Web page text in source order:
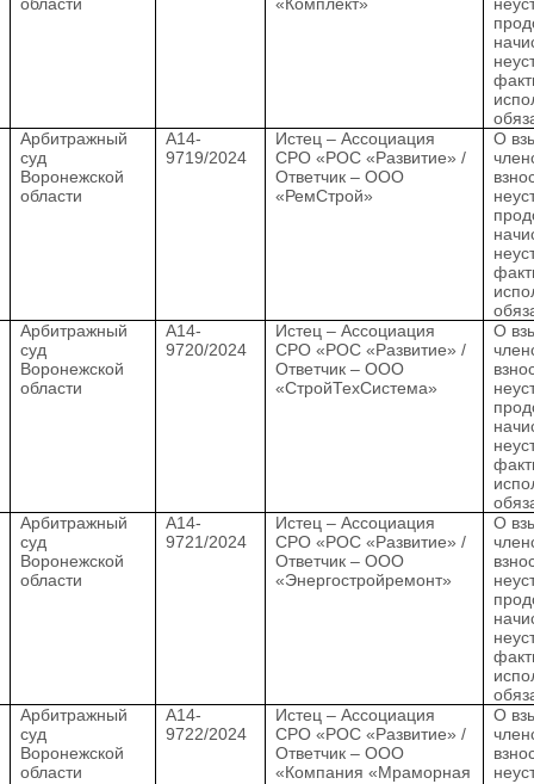
Арбитражный
суд
Воронежской
области
А14-
9719/2024
Истец – Ассоциация
СРО «РОС «Развитие» /
Ответчик – ООО
«РемСтрой»
О
Арбитражный
суд
Воронежской
области
А14-
9720/2024
Истец – Ассоциация
СРО «РОС «Развитие» /
Ответчик – ООО
«СтройТехСистема»
О
Арбитражный
суд
Воронежской
области
А14-
9721/2024
Истец – Ассоциация
СРО «РОС «Развитие» /
Ответчик – ООО
«Энергостройремонт»
О
Арбитражный
суд
Воронежской
области
А14-
9722/2024
Истец – Ассоциация
СРО «РОС «Развитие» /
Ответчик – ООО
«Компания «Мраморная
О